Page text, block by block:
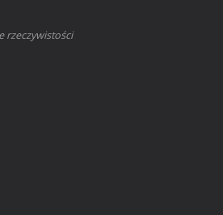
rzeczywistości